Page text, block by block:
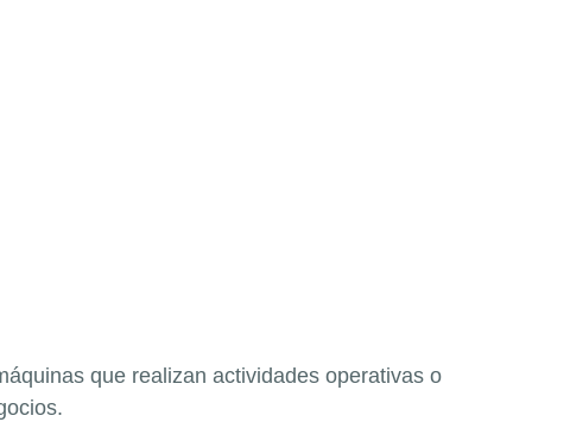
que realizan actividades operativas o